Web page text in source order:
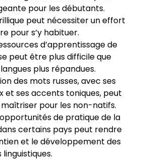
pour les débutants.
peut nécessiter un effort
pour s’y habituer.
d’apprentissage de
peut être plus difficile que
plus répandues.
des mots russes, avec ses
et ses accents toniques, peut
pour les non-natifs.
de pratique de la
certains pays peut rendre
et le développement des